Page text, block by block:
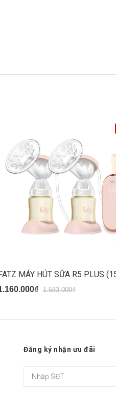
1.583.000₫
Đăng ký nhận ưu đãi